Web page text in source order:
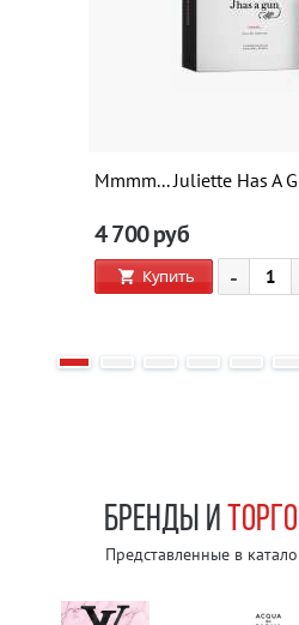
Mmmm... Juliette Has A
4 700руб
Купить -
БРЕНДЫ И
Представленные в